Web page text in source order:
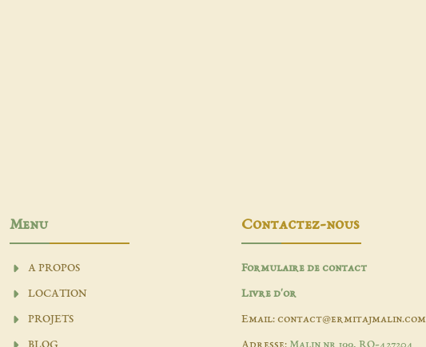
Menu
A PROPOS
LOCATION
PROJETS
BLOG
Contactez-nous
Formulaire de contact
Livre d'or
Email: contact@ermitajmalin.com
Adresse: Malin nr 199, RO-427204